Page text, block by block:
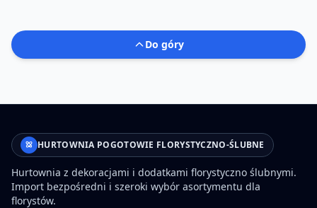
Do góry
HURTOWNIA POGOTOWIE FLORYSTYCZNO-ŚLUBNE
Hurtownia z dekoracjami i dodatkami florystyczno ślubnymi.
Import bezpośredni i szeroki wybór asortymentu dla
florystów.